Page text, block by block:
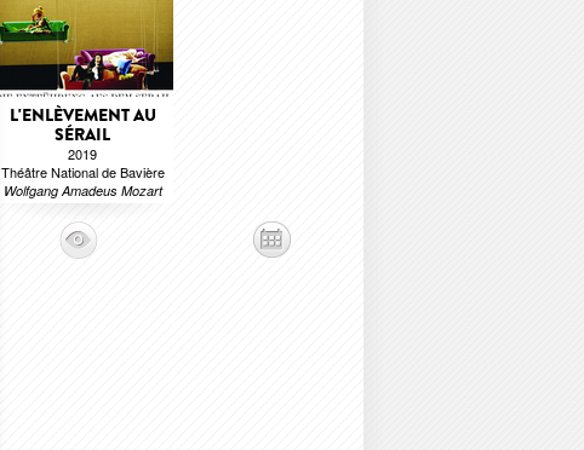
L'ENLÈVEMENT AU
SÉRAIL
2019
Théâtre National de Bavière
Wolfgang Amadeus Mozart